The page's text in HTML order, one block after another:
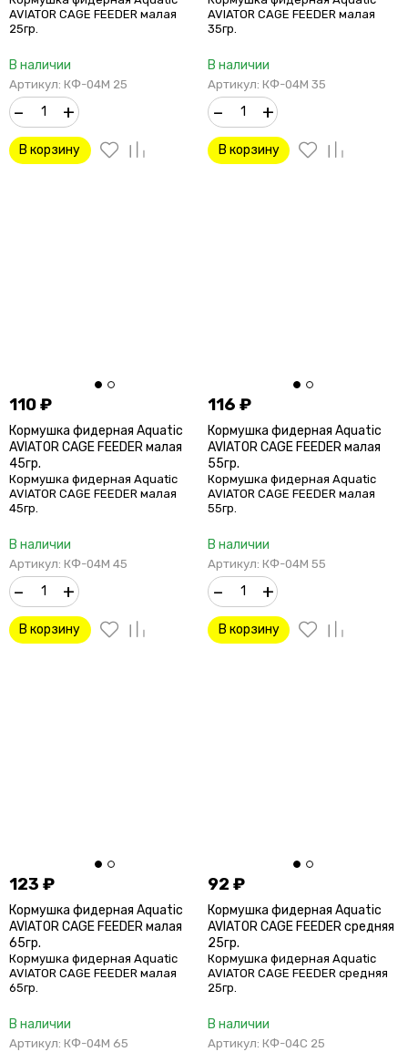
AVIATOR CAGE FEEDER малая
25гр.
В наличии
Артикул: КФ-04М 25
– +
В корзину
AVIATOR CAGE FEEDER малая
35гр.
В наличии
Артикул: КФ-04М 35
– +
В корзину
110₽
Кормушка фидерная Aquatic
AVIATOR CAGE FEEDER малая
45гр.
Кормушка фидерная Aquatic
AVIATOR CAGE FEEDER малая
45гр.
В наличии
Артикул: КФ-04М 45
– +
В корзину
116₽
Кормушка фидерная Aquatic
AVIATOR CAGE FEEDER малая
55гр.
Кормушка фидерная Aquatic
AVIATOR CAGE FEEDER малая
55гр.
В наличии
Артикул: КФ-04М 55
– +
В корзину
123 ₽
Кормушка фидерная Aquatic
AVIATOR CAGE FEEDER малая
65гр.
Кормушка фидерная Aquatic
AVIATOR CAGE FEEDER малая
65гр.
В наличии
Артикул: КФ-04М 65
92₽
Кормушка фидерная Aquatic
AVIATOR CAGE FEEDER средняя
25гр.
Кормушка фидерная Aquatic
AVIATOR CAGE FEEDER средняя
25гр.
В наличии
Артикул: КФ-04С 25